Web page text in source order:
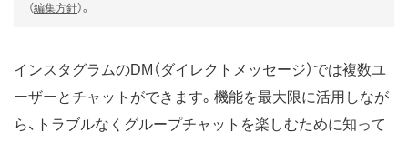
（編集方針）。
インスタグラムのDM（ダイレクトメッセージ）では複数ユ
ーザーとチャットができます。機能を最大限に活用しなが
ら、トラブルなくグループチャットを楽しむために知って